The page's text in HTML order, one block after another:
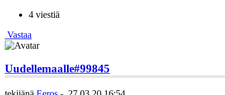
4 viestiä
Vastaa
Uudellemaalle#99845